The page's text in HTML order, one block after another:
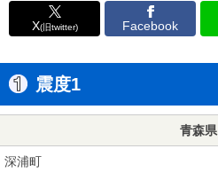
X(旧twitter) Facebook
震度1
青森県
深浦町